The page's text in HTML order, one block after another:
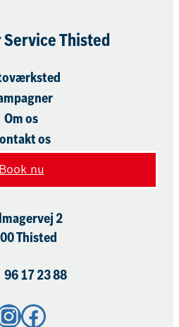
Service Thisted
Om os
os
Book nu
2
Thisted
96 17 23 88
Facebook